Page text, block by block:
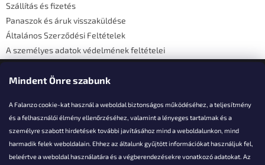
Mindent Önre szabunk
A Falanzo cookie-kat használ a weboldal biztonságos működéséhez, a teljesítmény
és a felhasználói élmény ellenőrzéséhez, valamint a lényeges tartalmak és a
személyre szabott hirdetések további javításához mind a weboldalunkon, mind
harmadik felek weboldalain. Ehhez az általunk gyűjtött információkat használjuk fel,
beleértve a weboldal használatára és a végberendezésekre vonatkozó adatokat. Az
Szállítás és fizetés
Panaszok és áruk visszaküldése
Általános Szerződési Feltételek
A személyes adatok védelmének feltételei
Elérhetőségi adatok
Akarsz kérdezni valamit?
info@falanzo.hu